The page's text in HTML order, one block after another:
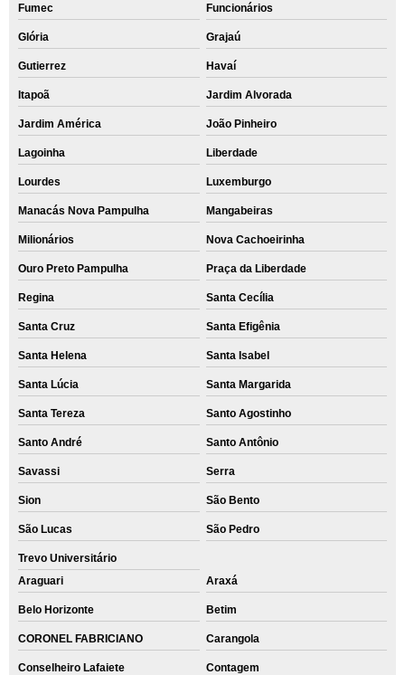
Fumec Funcionários
Glória Grajaú
Gutierrez Havaí
Itapoã Jardim Alvorada
Jardim América João Pinheiro
Lagoinha Liberdade
Lourdes Luxemburgo
Manacás Nova Pampulha Mangabeiras
Milionários Nova Cachoeirinha
Ouro Preto Pampulha Praça da Liberdade
Regina Santa Cecília
Santa Cruz Santa Efigênia
Santa Helena Santa Isabel
Santa Lúcia Santa Margarida
Santa Tereza Santo Agostinho
Santo André Santo Antônio
Savassi Serra
Sion São Bento
São Lucas São Pedro
Trevo Universitário
Araguari
Araxá
Belo Horizonte Betim
CORONEL FABRICIANO Carangola
Conselheiro Lafaiete Contagem